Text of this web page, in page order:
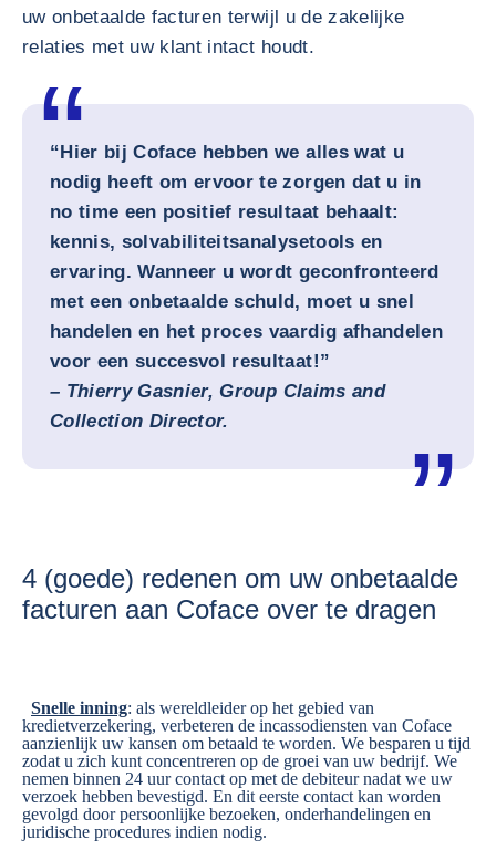
uw onbetaalde facturen terwijl u de zakelijke
relaties met uw klant intact houdt.
“Hier bij Coface hebben we alles wat u
nodig heeft om ervoor te zorgen dat u in
no time een positief resultaat behaalt:
kennis, solvabiliteitsanalysetools en
ervaring. Wanneer u wordt geconfronteerd
met een onbetaalde schuld, moet u snel
handelen en het proces vaardig afhandelen
voor een succesvol resultaat!”
– Thierry Gasnier, Group Claims and
Collection Director.
4 (goede) redenen om uw onbetaalde
facturen aan Coface over te dragen
Snelle inning: als wereldleider op het gebied van
kredietverzekering, verbeteren de incassodiensten van Coface
aanzienlijk uw kansen om betaald te worden. We besparen u tijd
zodat u zich kunt concentreren op de groei van uw bedrijf. We
nemen binnen 24 uur contact op met de debiteur nadat we uw
verzoek hebben bevestigd. En dit eerste contact kan worden
gevolgd door persoonlijke bezoeken, onderhandelingen en
juridische procedures indien nodig.